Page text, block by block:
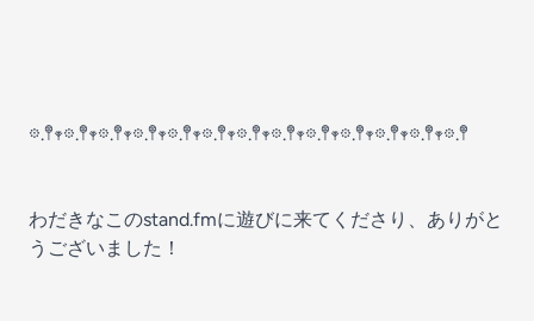
𖡼.𖤣𖥧𖡼.𖤣𖥧𖡼.𖤣𖥧𖡼.𖤣𖥧𖡼.𖤣𖥧𖡼.𖤣𖥧𖡼.𖤣𖥧𖡼.𖤣𖥧𖡼.𖤣𖥧𖡼.𖤣𖥧𖡼.𖤣𖥧𖡼.𖤣𖥧𖡼.𖤣
わだきなこのstand.fmに遊びに来てくださり、ありがと
うございました！